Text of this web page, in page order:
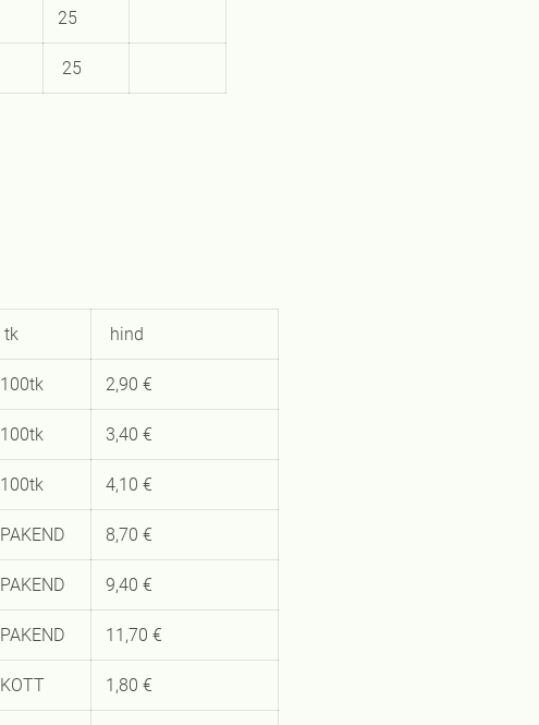
25
25
tk hind
100tk 2,90 €
100tk 3,40 €
100tk 4,10 €
PAKEND 8,70 €
PAKEND 9,40 €
PAKEND 11,70 €
KOTT 1,80 €